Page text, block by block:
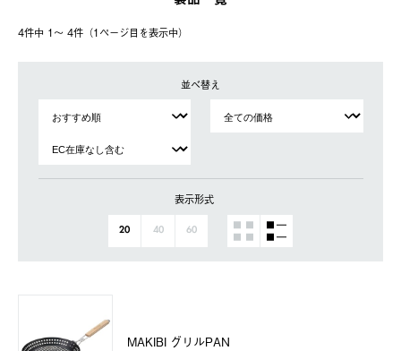
4件中 1〜 4件（1ページ⽬を表⽰中）
並べ替え
表示形式
20 40 60
MAKIBI グリルPAN